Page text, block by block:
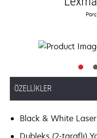
ÖZELLIKLER
Black & White